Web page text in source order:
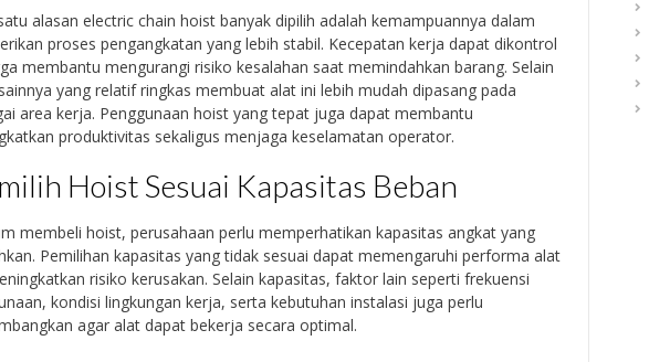
alasan electric chain hoist banyak dipilih adalah kemampuannya dalam
proses pengangkatan yang lebih stabil. Kecepatan kerja dapat dikontrol
membantu mengurangi risiko kesalahan saat memindahkan barang. Selain
yang relatif ringkas membuat alat ini lebih mudah dipasang pada
area kerja. Penggunaan hoist yang tepat juga dapat membantu
produktivitas sekaligus menjaga keselamatan operator.
Hoist Sesuai Kapasitas Beban
membeli hoist, perusahaan perlu memperhatikan kapasitas angkat yang
Pemilihan kapasitas yang tidak sesuai dapat memengaruhi performa alat
risiko kerusakan. Selain kapasitas, faktor lain seperti frekuensi
kondisi lingkungan kerja, serta kebutuhan instalasi juga perlu
agar alat dapat bekerja secara optimal.